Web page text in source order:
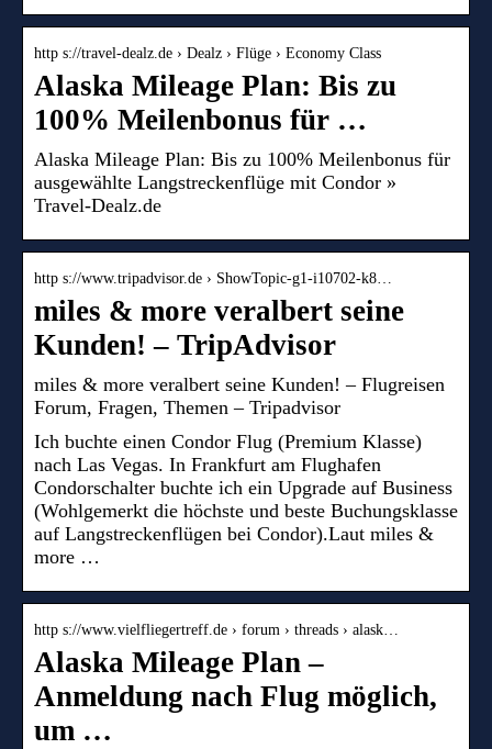
http s://travel-dealz.de › Dealz › Flüge › Economy Class
Alaska Mileage Plan: Bis zu
100% Meilenbonus für …
Alaska Mileage Plan: Bis zu 100% Meilenbonus für
ausgewählte Langstreckenflüge mit Condor »
Travel-Dealz.de
http s://www.tripadvisor.de › ShowTopic-g1-i10702-k8…
miles & more veralbert seine
Kunden! – TripAdvisor
miles & more veralbert seine Kunden! – Flugreisen
Forum, Fragen, Themen – Tripadvisor
Ich buchte einen Condor Flug (Premium Klasse)
nach Las Vegas. In Frankfurt am Flughafen
Condorschalter buchte ich ein Upgrade auf Business
(Wohlgemerkt die höchste und beste Buchungsklasse
auf Langstreckenflügen bei Condor).Laut miles &
more …
http s://www.vielfliegertreff.de › forum › threads › alask…
Alaska Mileage Plan –
Anmeldung nach Flug möglich,
um …